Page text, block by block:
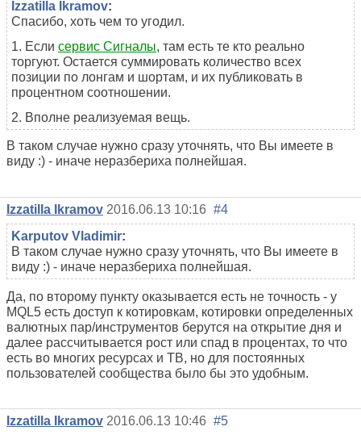
Izzatilla Ikramov:
Спасибо, хоть чем то угодил.
1. Если сервис Сигналы, там есть те кто реально
торгуют. Остается суммировать количество всех
позиции по лонгам и шортам, и их публиковать в
процентном соотношении.
2. Вполне реализуемая вещь.
В таком случае нужно сразу уточнять, что Вы имеете в
виду :) - иначе неразбериха полнейшая.
Izzatilla Ikramov 2016.06.13 10:16 #4
Karputov Vladimir:
В таком случае нужно сразу уточнять, что Вы имеете в
виду :) - иначе неразбериха полнейшая.
Да, по второму пункту оказывается есть не точность - у
MQL5 есть доступ к котировкам, котировки определенных
валютных пар/инструментов берутся на открытие дня и
далее рассчитывается рост или спад в процентах, то что
есть во многих ресурсах и ТВ, но для постоянных
пользователей сообщества было бы это удобным.
Izzatilla Ikramov 2016.06.13 10:46 #5